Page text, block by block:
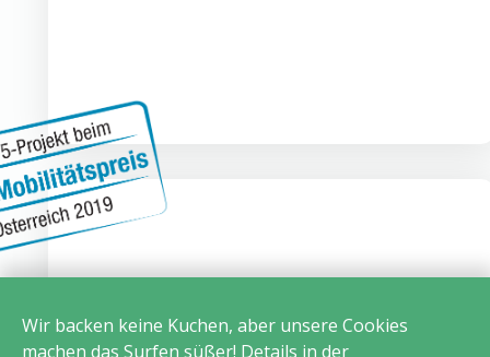
Wir backen keine Kuchen, aber unsere Cookies
machen das Surfen süßer! Details in der